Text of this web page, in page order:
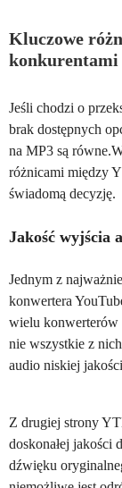
Kluczowe
konkurentami
Jeśli chodzi o
brak dostępnych
na MP3 są
różnicami między
świadomą decyzję.
Jakość wyjścia
Jednym z
konwertera
wielu konwerterów
nie wszystkie z
audio niskiej
Z drugiej strony
doskonałej jakości
dźwięku